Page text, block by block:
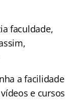
faculdade,
a facilidade
e cursos